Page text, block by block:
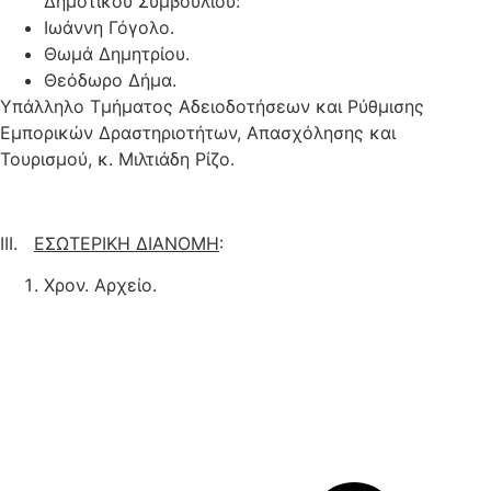
Ιωάννη Γόγολο.
Θωμά Δημητρίου.
Θεόδωρο Δήμα.
Υπάλληλο Τμήματος Αδειοδοτήσεων και Ρύθμισης
Εμπορικών Δραστηριοτήτων, Απασχόλησης και
Τουρισμού, κ. Μιλτιάδη Ρίζο.
ΙΙΙ. ΕΣΩΤΕΡΙΚΗ ΔΙΑΝΟΜΗ:
Χρον. Αρχείο.